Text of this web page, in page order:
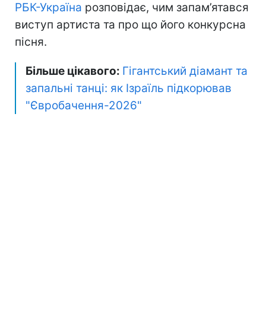
РБК-Україна розповідає, чим запам’ятався
виступ артиста та про що його конкурсна
пісня.
Більше цікавого: Гігантський діамант та
запальні танці: як Ізраїль підкорював
"Євробачення-2026"